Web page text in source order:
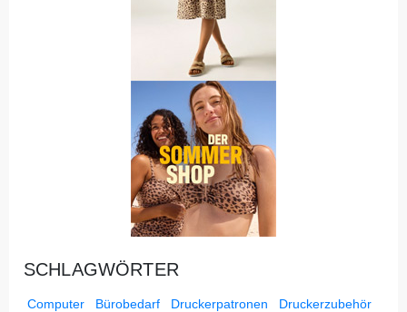
SCHLAGWÖRTER
Computer Bürobedarf Druckerpatronen
Druckerzubehör